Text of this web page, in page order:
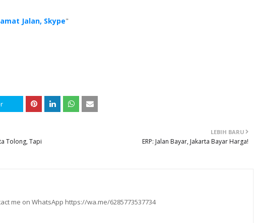
Jalan, Skype"
LEBIH BARU
ERP: Jalan Bayar, Jakarta Bayar Harga!
Tolong, Tapi
me on WhatsApp https://wa.me/6285773537734